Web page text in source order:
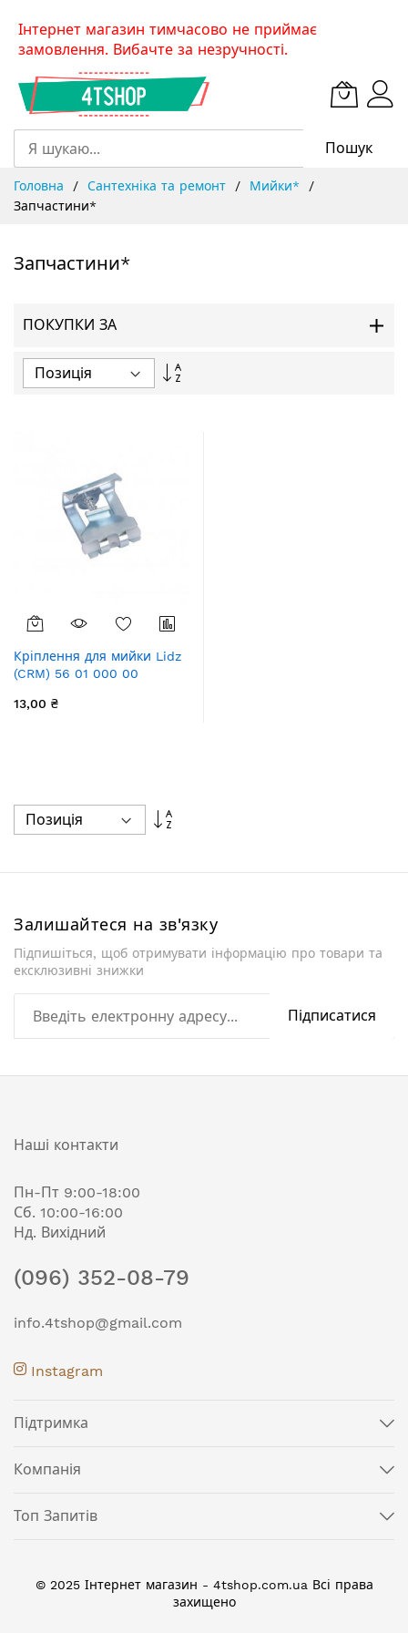
SkipІнтернет магазин тимчасово не приймає
замовлення. Вибачте за незручності.
Пошук
Головна Сантехніка та ремонт
Мийки*
Запчастини*
Запчастини*
ПОКУПКИ ЗА
Сортувати
Кріплення для мийки Lidz
(CRM) 56 01 000 00
13,00 ₴
Сортувати
Залишайтеся на зв'язку
Підпишіться, щоб отримувати інформацію про товари та
ексклюзивні знижки
Підписатися
Наші контакти
Пн-Пт 9:00-18:00
Сб. 10:00-16:00
Нд. Вихідний
(096) 352-08-79
info.4tshop@gmail.com
Instagram
Підтримка
Компанія
Топ Запитів
© 2025 Інтернет магазин - 4tshop.com.ua Всі права
захищено